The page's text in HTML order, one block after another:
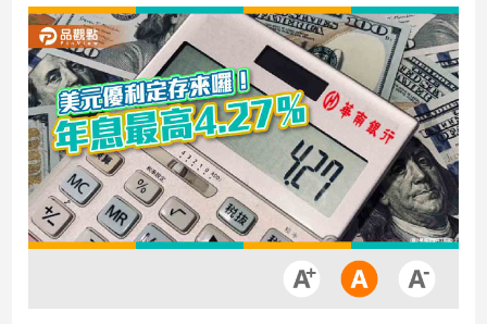
產
經/
股
市
房
地
產
品